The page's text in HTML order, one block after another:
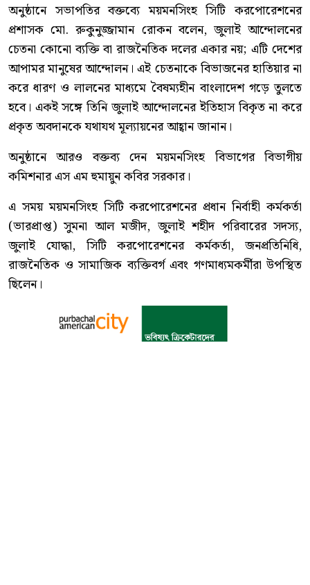
অনুষ্ঠানে সভাপতির বক্তব্যে ময়মনসিংহ সিটি করপোরেশনের
প্রশাসক মো. রুকুনুজ্জামান রোকন বলেন, জুলাই আন্দোলনের
চেতনা কোনো ব্যক্তি বা রাজনৈতিক দলের একার নয়; এটি দেশের
আপামর মানুষের আন্দোলন। এই চেতনাকে বিভাজনের হাতিয়ার না
করে ধারণ ও লালনের মাধ্যমে বৈষম্যহীন বাংলাদেশ গড়ে তুলতে
হবে। একই সঙ্গে তিনি জুলাই আন্দোলনের ইতিহাস বিকৃত না করে
প্রকৃত অবদানকে যথাযথ মূল্যায়নের আহ্বান জানান।
অনুষ্ঠানে আরও বক্তব্য দেন ময়মনসিংহ বিভাগের বিভাগীয়
কমিশনার এস এম হুমায়ুন কবির সরকার।
এ সময় ময়মনসিংহ সিটি করপোরেশনের প্রধান নির্বাহী কর্মকর্তা
(ভারপ্রাপ্ত) সুমনা আল মজীদ, জুলাই শহীদ পরিবারের সদস্য,
জুলাই যোদ্ধা, সিটি করপোরেশনের কর্মকর্তা, জনপ্রতিনিধি,
রাজনৈতিক ও সামাজিক ব্যক্তিবর্গ এবং গণমাধ্যমকর্মীরা উপস্থিত
ছিলেন।